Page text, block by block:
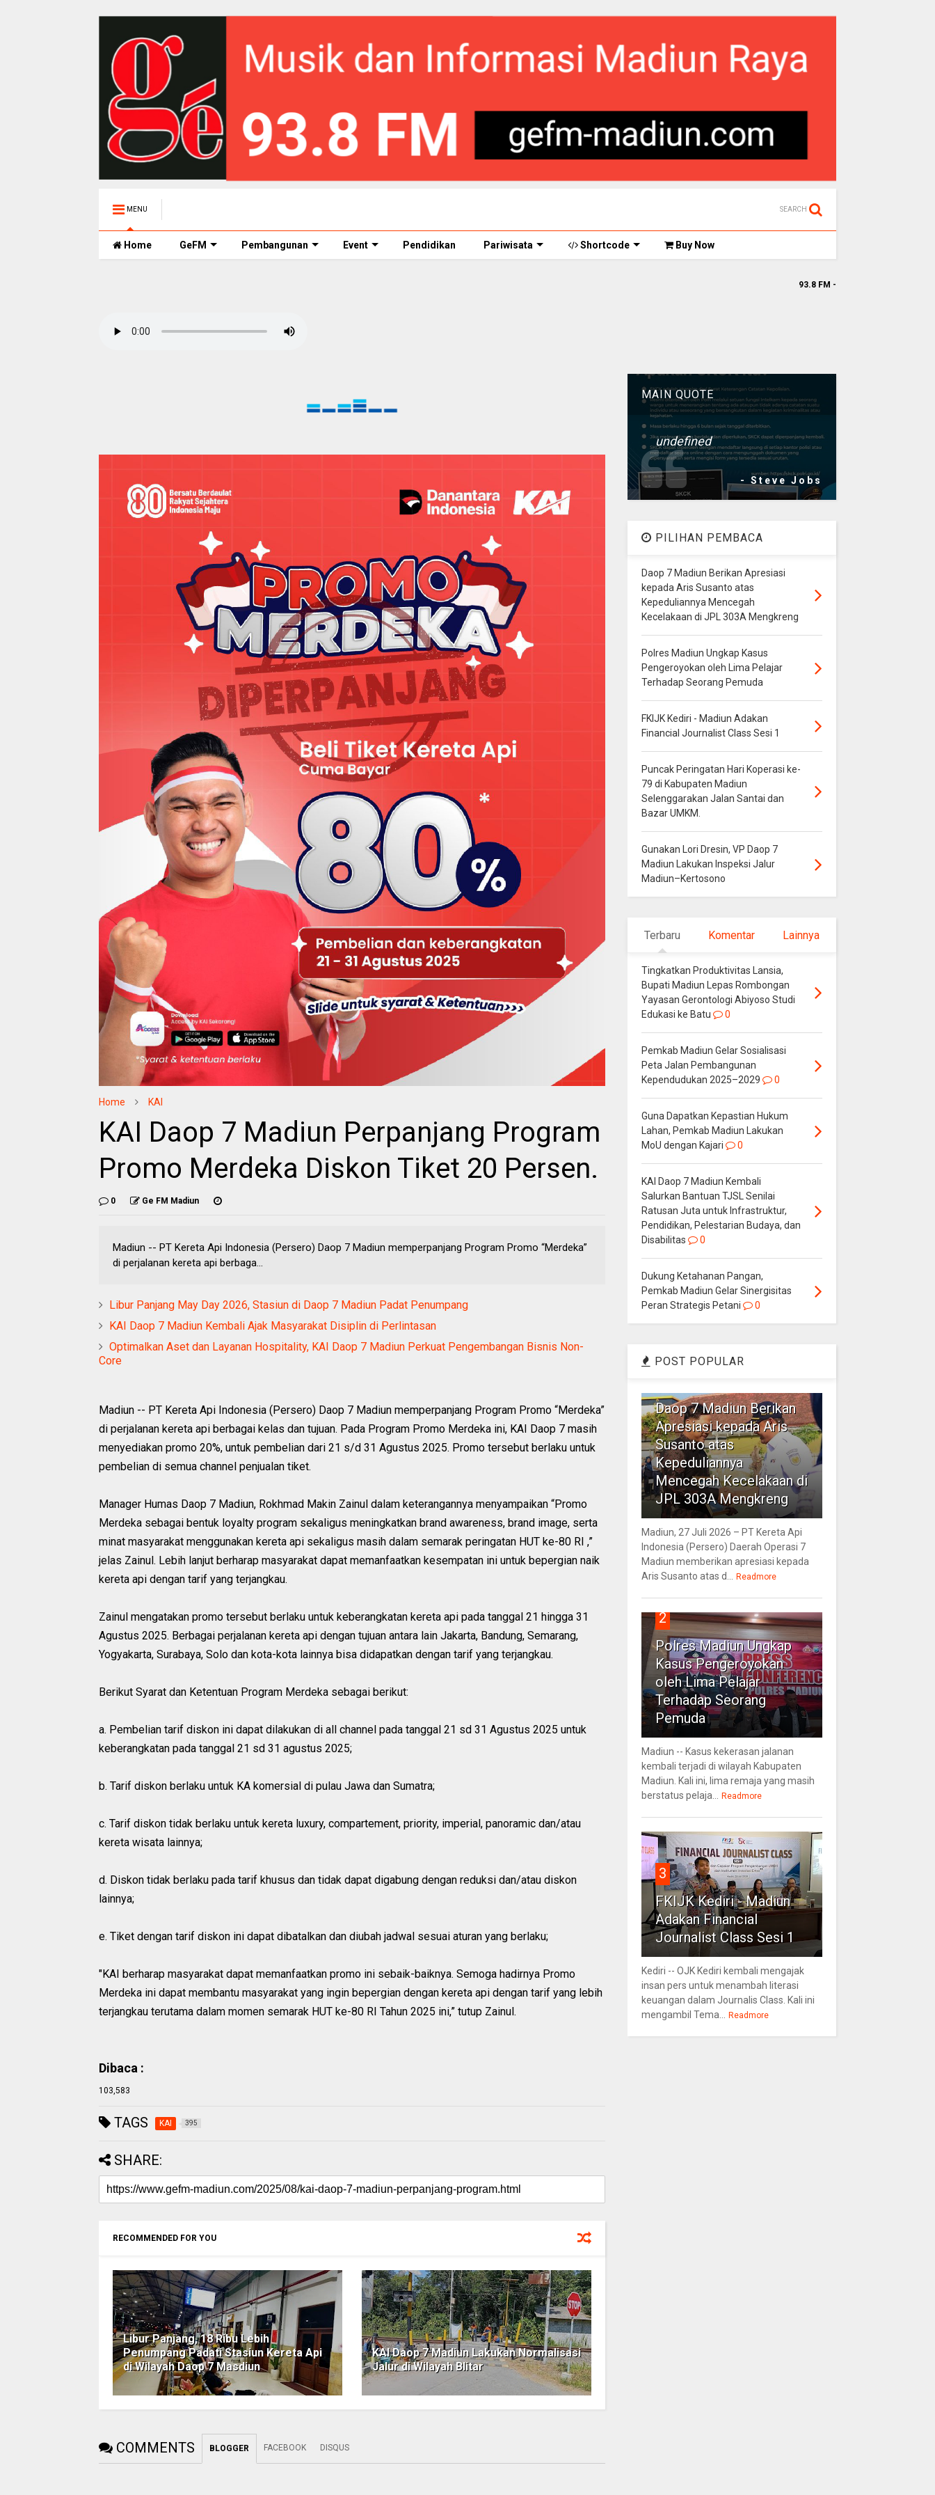
MENU SEARCH
Home GeFM Pembangunan Event Pendidikan Pariwisata Shortcode Buy Now
93.8 FM - www.gefm-madiun.com || Ge FM
Home KAI
KAI Daop 7 Madiun Perpanjang Program
Promo Merdeka Diskon Tiket 20 Persen.
0 Ge FM Madiun
Madiun -- PT Kereta Api Indonesia (Persero) Daop 7 Madiun memperpanjang Program Promo “Merdeka”
di perjalanan kereta api berbaga...
Libur Panjang May Day 2026, Stasiun di Daop 7 Madiun Padat Penumpang
KAI Daop 7 Madiun Kembali Ajak Masyarakat Disiplin di Perlintasan
Optimalkan Aset dan Layanan Hospitality, KAI Daop 7 Madiun Perkuat Pengembangan Bisnis Non-
Core
Madiun -- PT Kereta Api Indonesia (Persero) Daop 7 Madiun memperpanjang Program Promo “Merdeka”
di perjalanan kereta api berbagai kelas dan tujuan. Pada Program Promo Merdeka ini, KAI Daop 7 masih
menyediakan promo 20%, untuk pembelian dari 21 s/d 31 Agustus 2025. Promo tersebut berlaku untuk
pembelian di semua channel penjualan tiket.
Manager Humas Daop 7 Madiun, Rokhmad Makin Zainul dalam keterangannya menyampaikan “Promo
Merdeka sebagai bentuk loyalty program sekaligus meningkatkan brand awareness, brand image, serta
minat masyarakat menggunakan kereta api sekaligus masih dalam semarak peringatan HUT ke-80 RI ,”
jelas Zainul. Lebih lanjut berharap masyarakat dapat memanfaatkan kesempatan ini untuk bepergian naik
kereta api dengan tarif yang terjangkau.
Zainul mengatakan promo tersebut berlaku untuk keberangkatan kereta api pada tanggal 21 hingga 31
Agustus 2025. Berbagai perjalanan kereta api dengan tujuan antara lain Jakarta, Bandung, Semarang,
Yogyakarta, Surabaya, Solo dan kota-kota lainnya bisa didapatkan dengan tarif yang terjangkau.
Berikut Syarat dan Ketentuan Program Merdeka sebagai berikut:
a. Pembelian tarif diskon ini dapat dilakukan di all channel pada tanggal 21 sd 31 Agustus 2025 untuk
keberangkatan pada tanggal 21 sd 31 agustus 2025;
b. Tarif diskon berlaku untuk KA komersial di pulau Jawa dan Sumatra;
c. Tarif diskon tidak berlaku untuk kereta luxury, compartement, priority, imperial, panoramic dan/atau
kereta wisata lainnya;
d. Diskon tidak berlaku pada tarif khusus dan tidak dapat digabung dengan reduksi dan/atau diskon
lainnya;
e. Tiket dengan tarif diskon ini dapat dibatalkan dan diubah jadwal sesuai aturan yang berlaku;
"KAI berharap masyarakat dapat memanfaatkan promo ini sebaik-baiknya. Semoga hadirnya Promo
Merdeka ini dapat membantu masyarakat yang ingin bepergian dengan kereta api dengan tarif yang lebih
terjangkau terutama dalam momen semarak HUT ke-80 RI Tahun 2025 ini,” tutup Zainul.
Dibaca :
103,583
TAGS KAI 395
SHARE:
RECOMMENDED FOR YOU
Libur Panjang, 18 Ribu Lebih
Penumpang Padati Stasiun Kereta Api
di Wilayah Daop 7 Masdiun
KAI Daop 7 Madiun Lakukan Normalisasi
Jalur di Wilayah Blitar
COMMENTS BLOGGER FACEBOOK DISQUS
MAIN QUOTE
undefined
- Steve Jobs
PILIHAN PEMBACA
Daop 7 Madiun Berikan Apresiasi
kepada Aris Susanto atas
Kepeduliannya Mencegah
Kecelakaan di JPL 303A Mengkreng
Polres Madiun Ungkap Kasus
Pengeroyokan oleh Lima Pelajar
Terhadap Seorang Pemuda
FKIJK Kediri - Madiun Adakan
Financial Journalist Class Sesi 1
Puncak Peringatan Hari Koperasi ke-
79 di Kabupaten Madiun
Selenggarakan Jalan Santai dan
Bazar UMKM.
Gunakan Lori Dresin, VP Daop 7
Madiun Lakukan Inspeksi Jalur
Madiun–Kertosono
Terbaru Komentar Lainnya
Tingkatkan Produktivitas Lansia,
Bupati Madiun Lepas Rombongan
Yayasan Gerontologi Abiyoso Studi
Edukasi ke Batu
0
Pemkab Madiun Gelar Sosialisasi
Peta Jalan Pembangunan
Kependudukan 2025–2029
0
Guna Dapatkan Kepastian Hukum
Lahan, Pemkab Madiun Lakukan
MoU dengan Kajari
0
KAI Daop 7 Madiun Kembali
Salurkan Bantuan TJSL Senilai
Ratusan Juta untuk Infrastruktur,
Pendidikan, Pelestarian Budaya, dan
Disabilitas
0
Dukung Ketahanan Pangan,
Pemkab Madiun Gelar Sinergisitas
Peran Strategis Petani
0
POST POPULAR
Daop 7 Madiun Berikan
Apresiasi kepada Aris
Susanto atas
Kepeduliannya
Mencegah Kecelakaan di
JPL 303A Mengkreng
Madiun, 27 Juli 2026 – PT Kereta Api
Indonesia (Persero) Daerah Operasi 7
Madiun memberikan apresiasi kepada
Aris Susanto atas d...
Readmore
2
Polres Madiun Ungkap
Kasus Pengeroyokan
oleh Lima Pelajar
Terhadap Seorang
Pemuda
Madiun -- Kasus kekerasan jalanan
kembali terjadi di wilayah Kabupaten
Madiun. Kali ini, lima remaja yang masih
berstatus pelaja...
Readmore
3
FKIJK Kediri - Madiun
Adakan Financial
Journalist Class Sesi 1
Kediri -- OJK Kediri kembali mengajak
insan pers untuk menambah literasi
keuangan dalam Journalis Class. Kali ini
mengambil Tema...
Readmore